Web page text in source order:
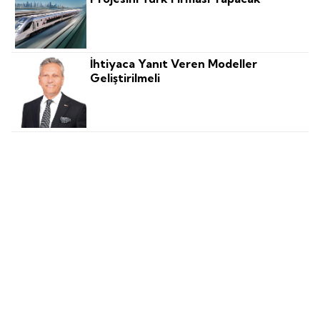
İhtiyaca Yanıt Veren Modeller
Geliştirilmeli